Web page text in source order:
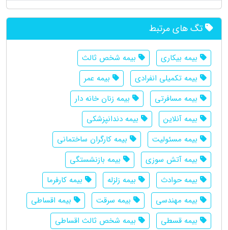
تگ های مرتبط
بیمه بیکاری
بیمه شخص ثالث
بیمه تکمیلی انفرادی
بیمه عمر
بیمه مسافرتی
بیمه زنان خانه دار
بیمه آنلاین
بیمه دندانپزشکی
بیمه مسئولیت
بیمه کارگران ساختمانی
بیمه آتش سوزی
بیمه بازنشستگی
بیمه حوادث
بیمه زلزله
بیمه کارفرما
بیمه مهندسی
بیمه سرقت
بیمه اقساطی
بیمه قسطی
بیمه شخص ثالث اقساطی